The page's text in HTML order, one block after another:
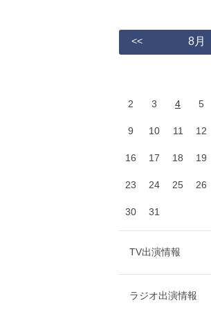
<< 8月
2 3 4 5
9 10 11 12
16 17 18 19
23 24 25 26
30 31
TV出演情報
ラジオ出演情報